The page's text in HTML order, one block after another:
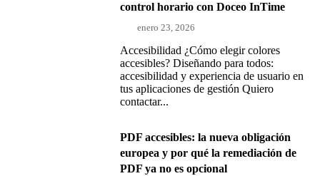
control horario con Doceo InTime
enero 23, 2026
Accesibilidad ¿Cómo elegir colores
accesibles? Diseñando para todos:
accesibilidad y experiencia de usuario en
tus aplicaciones de gestión Quiero
contactar...
PDF accesibles: la nueva obligación
europea y por qué la remediación de
PDF ya no es opcional